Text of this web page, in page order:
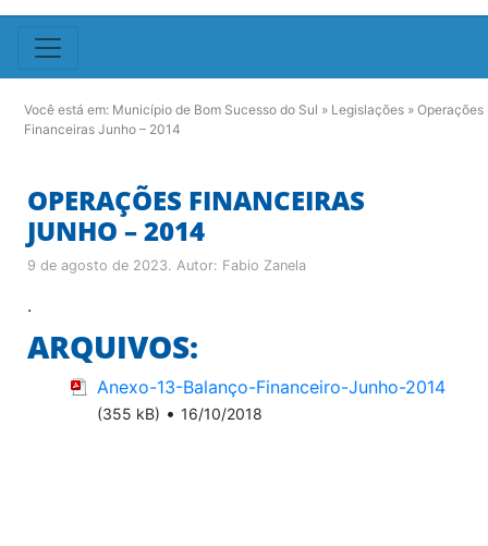
Você está em: Município de Bom Sucesso do Sul » Legislações » Operações
Financeiras Junho – 2014
OPERAÇÕES FINANCEIRAS
JUNHO – 2014
9 de agosto de 2023. Autor: Fabio Zanela
.
ARQUIVOS:
Anexo-13-Balanço-Financeiro-Junho-2014
(355 kB) • 16/10/2018